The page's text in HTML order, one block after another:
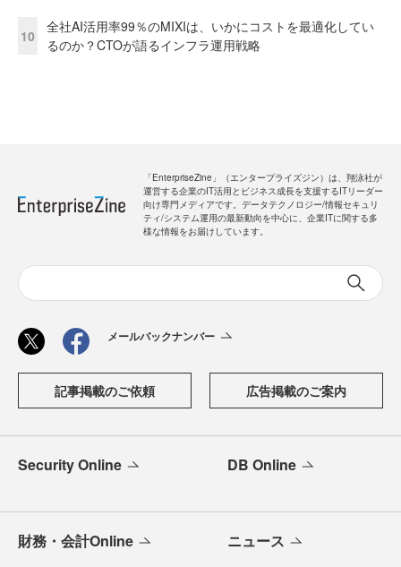
10
全社AI活用率99％のMIXIは、いかにコストを最適化してい
るのか？CTOが語るインフラ運用戦略
「EnterpriseZine」（エンタープライズジン）は、翔泳社が
運営する企業のIT活用とビジネス成長を支援するITリーダー
向け専門メディアです。データテクノロジー/情報セキュリ
ティ/システム運用の最新動向を中心に、企業ITに関する多
様な情報をお届けしています。
メールバックナンバー
記事掲載のご依頼 広告掲載のご案内
Security Online DB Online
財務・会計Online ニュース